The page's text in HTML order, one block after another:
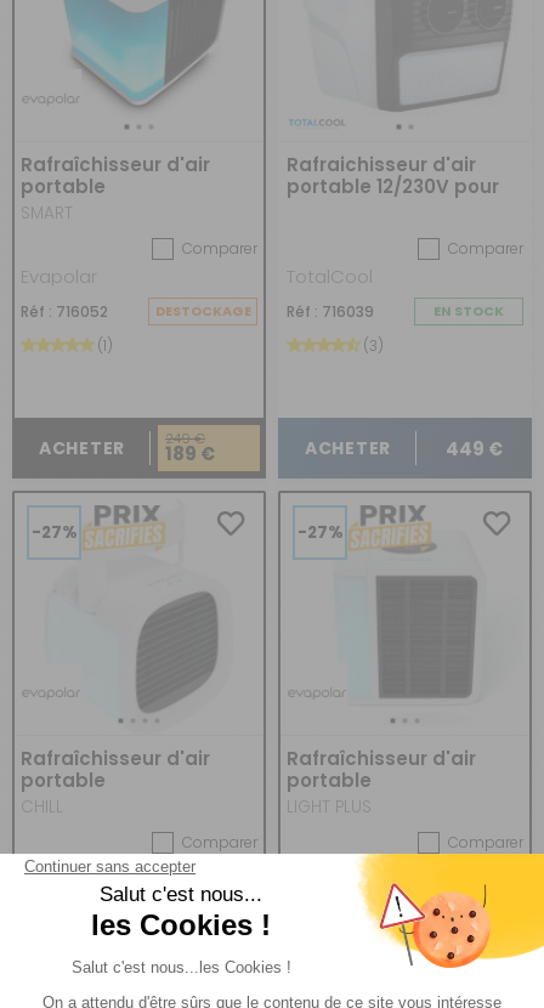
Rafraîchisseur d'air
portable
SMART
Comparer
Evapolar
Réf : 716052 DESTOCKAGE
(1)
ACHETER 249 €
189 €
Rafraichisseur d'air
portable 12/230V pour
Comparer
TotalCool
Réf : 716039 EN STOCK
(3)
ACHETER 449 €
-27%
Rafraîchisseur d'air
portable
CHILL
Comparer
Evapolar
Réf : 716048 DESTOCKAGE
(1)
-27%
Rafraîchisseur d'air
portable
LIGHT PLUS
Comparer
Evapolar
Réf : 716050 DESTOCKAGE